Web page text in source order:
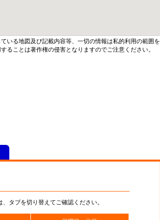
いる地図及び記載内容等、一切の情報は私的利用の範囲を
ることは著作権の侵害となりますのでご注意ください。
タブを切り替えてご確認ください。